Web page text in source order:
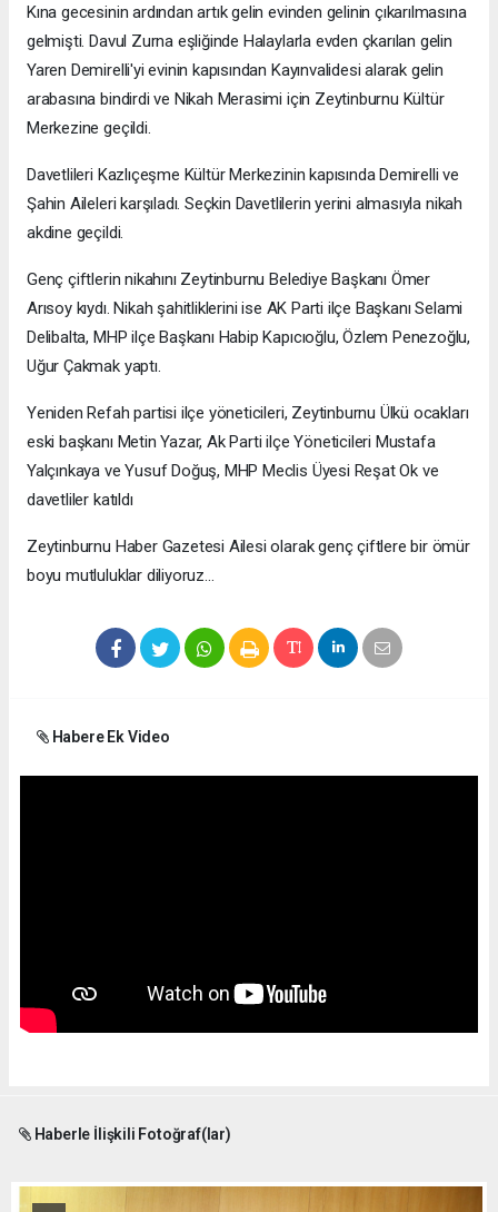
Kına gecesinin ardından artık gelin evinden gelinin çıkarılmasına
gelmişti. Davul Zurna eşliğinde Halaylarla evden çkarılan gelin
Yaren Demirelli'yi evinin kapısından Kayınvalidesi alarak gelin
arabasına bindirdi ve Nikah Merasimi için Zeytinburnu Kültür
Merkezine geçildi.
Davetlileri Kazlıçeşme Kültür Merkezinin kapısında Demirelli ve
Şahin Aileleri karşıladı. Seçkin Davetlilerin yerini almasıyla nikah
akdine geçildi.
Genç çiftlerin nikahını Zeytinburnu Belediye Başkanı Ömer
Arısoy kıydı. Nikah şahitliklerini ise AK Parti ilçe Başkanı Selami
Delibalta, MHP ilçe Başkanı Habip Kapıcıoğlu, Özlem Penezoğlu,
Uğur Çakmak yaptı.
Yeniden Refah partisi ilçe yöneticileri, Zeytinburnu Ülkü ocakları
eski başkanı Metin Yazar, Ak Parti ilçe Yöneticileri Mustafa
Yalçınkaya ve Yusuf Doğuş, MHP Meclis Üyesi Reşat Ok ve
davetliler katıldı
Zeytinburnu Haber Gazetesi Ailesi olarak genç çiftlere bir ömür
boyu mutluluklar diliyoruz...
Habere Ek Video
Haberle İlişkili Fotoğraf(lar)